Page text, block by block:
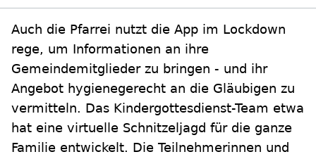
Auch die Pfarrei nutzt die App im Lockdown
rege, um Informationen an ihre
Gemeindemitglieder zu bringen - und ihr
Angebot hygienegerecht an die Gläubigen zu
vermitteln. Das Kindergottesdienst-Team etwa
hat eine virtuelle Schnitzeljagd für die ganze
Familie entwickelt. Die Teilnehmerinnen und